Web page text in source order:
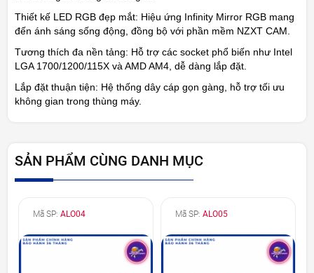
Thiết kế LED RGB đẹp mắt: Hiệu ứng Infinity Mirror RGB mang
đến ánh sáng sống động, đồng bộ với phần mềm NZXT CAM.
Tương thích đa nền tảng: Hỗ trợ các socket phổ biến như Intel
LGA 1700/1200/115X và AMD AM4, dễ dàng lắp đặt.
Lắp đặt thuận tiện: Hệ thống dây cáp gọn gàng, hỗ trợ tối ưu
không gian trong thùng máy.
SẢN PHẨM CÙNG DANH MỤC
Mã SP: ALO04 Mã SP: ALO05